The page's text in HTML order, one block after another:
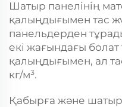
Шатыр панелінің
қалыңдығымен тас
панельдерден
екі жағындағы
қалыңдығымен, ал
кг/м³.
Қабырға және